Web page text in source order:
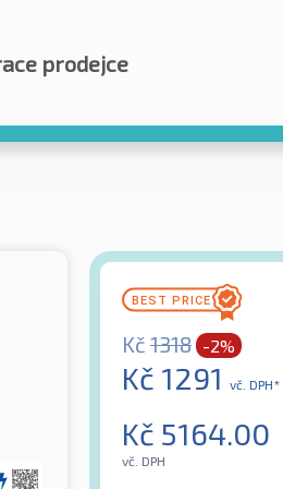
prodejce
Kč 1318 -2%
Kč 1291 vč. DPH*
Kč 5164.00
vč. DPH